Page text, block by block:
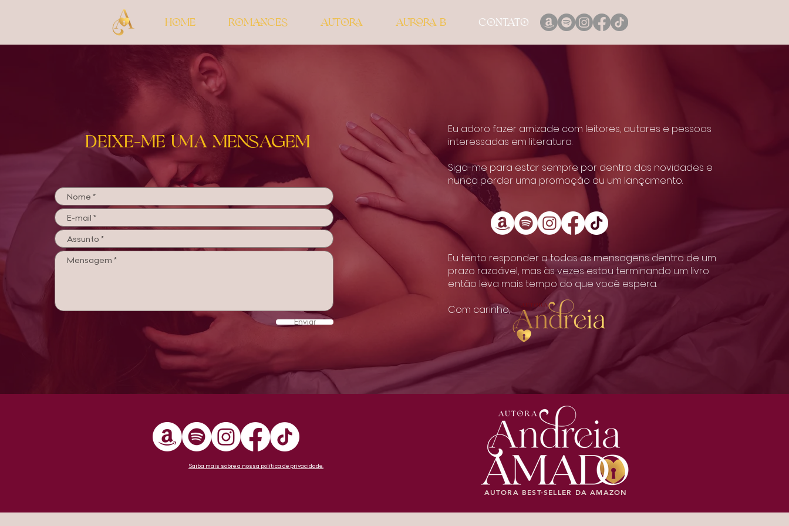
Home Romances Autora Aurora B Contato
Deixe-me uma mensagem
Enviar
Eu adoro fazer amizade com leitores, autores e pessoas
interessadas em literatura.
Siga-me para estar sempre por dentro das novidades e
nunca perder uma promoção ou um lançamento.
Eu tento responder a todas as mensagens dentro de um
prazo razoável, mas às vezes estou terminando um livro
então leva mais tempo do que você espera.
Com carinho,
Saiba mais sobre a nossa política de privacidade.
AUTORA BEST-SELLER DA AMAZON